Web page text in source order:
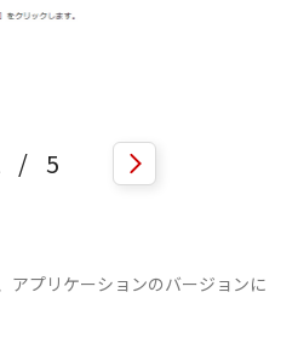
/ 5
アプリケーションのバージョンに